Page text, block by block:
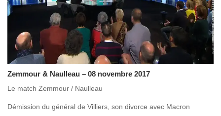
Zemmour & Naulleau – 08 novembre 2017
Le match Zemmour / Naulleau
Démission du général de Villiers, son divorce avec Macron